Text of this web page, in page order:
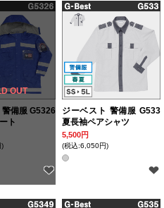
OUT
備服 G5326
ト
)
ジーベスト 警備服 G533
夏長袖ペアシャツ
5,500円
(税込:6,050円)